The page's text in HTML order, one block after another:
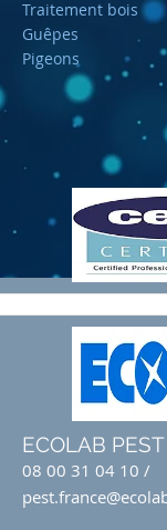
Traitement bois
Guêpes
Pigeons
ECOLAB
08 00 31 04 10 /